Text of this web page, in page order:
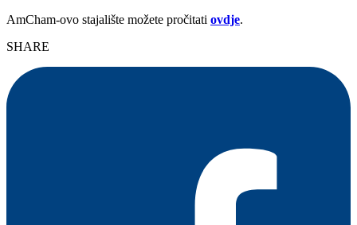
AmCham-ovo stajalište možete pročitati ovdje.
SHARE